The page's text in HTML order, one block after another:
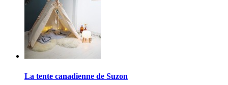
La tente canadienne de Suzon